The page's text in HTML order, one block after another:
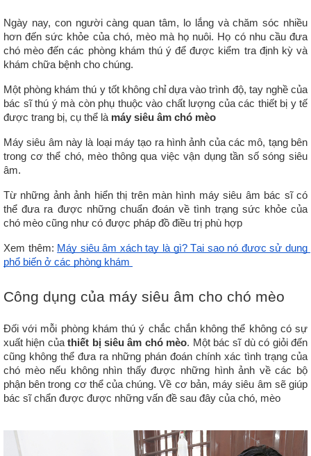
Ngày nay, con người càng quan tâm, lo lắng và chăm sóc nhiều
hơn đến sức khỏe của chó, mèo mà họ nuôi. Họ có nhu cầu đưa
chó mèo đến các phòng khám thú ý để được kiểm tra định kỳ và
khám chữa bệnh cho chúng.
Một phòng khám thú y tốt không chỉ dựa vào trình độ, tay nghề của
bác sĩ thú ý mà còn phụ thuộc vào chất lượng của các thiết bị y tế
được trang bị, cụ thể là máy siêu âm chó mèo
Máy siêu âm này là loại máy tạo ra hình ảnh của các mô, tạng bên
trong cơ thể chó, mèo thông qua việc vận dụng tần số sóng siêu
âm.
Từ những ảnh ảnh hiển thị trên màn hình máy siêu âm bác sĩ có
thể đưa ra được những chuẩn đoán về tình trạng sức khỏe của
chó mèo cũng như có được pháp đồ điều trị phù hợp
Xem thêm: Máy siêu âm xách tay là gì? Tại sao nó được sử dụng
phổ biến ở các phòng khám
Công dụng của máy siêu âm cho chó mèo
Đối với mỗi phòng khám thú ý chắc chắn không thể không có sự
xuất hiện của thiết bị siêu âm chó mèo. Một bác sĩ dù có giỏi đến
cũng không thể đưa ra những phán đoán chính xác tình trạng của
chó mèo nếu không nhìn thấy được những hình ảnh về các bộ
phận bên trong cơ thể của chúng. Về cơ bản, máy siêu âm sẽ giúp
bác sĩ chẩn được được những vấn đề sau đây của chó, mèo